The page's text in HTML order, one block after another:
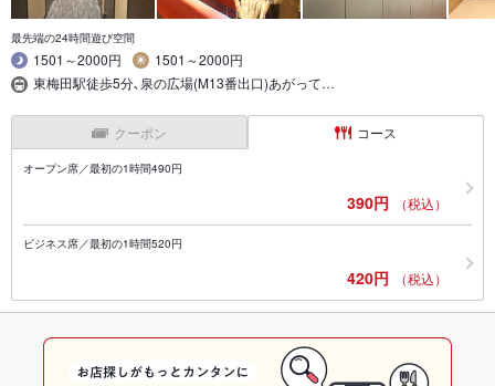
最先端の24時間遊び空間
1501～2000円
1501～2000円
東梅田駅徒歩5分､泉の広場(M13番出口)あがって…
クーポン コース
オープン席／最初の1時間490円
390円 （税込）
ビジネス席／最初の1時間520円
420円 （税込）